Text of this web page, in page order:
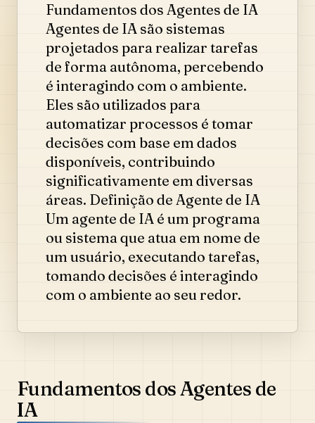
Fundamentos dos Agentes de IA
Agentes de IA são sistemas
projetados para realizar tarefas
de forma autônoma, percebendo
é interagindo com o ambiente.
Eles são utilizados para
automatizar processos é tomar
decisões com base em dados
disponíveis, contribuindo
significativamente em diversas
áreas. Definição de Agente de IA
Um agente de IA é um programa
ou sistema que atua em nome de
um usuário, executando tarefas,
tomando decisões é interagindo
com o ambiente ao seu redor.
Fundamentos dos Agentes de
IA